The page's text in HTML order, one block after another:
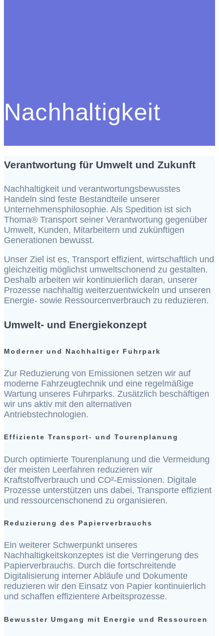
Nachhaltigkeit
Verantwortung für Umwelt und Zukunft
Nachhaltigkeit und verantwortungsbewusstes
Handeln sind feste Bestandteile unserer
Unternehmensphilosophie. Als Spedition ist sich
Thoma® Transport seiner Verantwortung gegenüber
Umwelt, Kunden, Mitarbeitern und zukünftigen
Generationen bewusst.
Unser Ziel ist es, Transport effizient, wirtschaftlich und
gleichzeitig möglichst umweltschonend zu gestalten.
Deshalb arbeiten wir kontinuierlich daran, unserer
Prozesse nachhaltig weiterzuentwickeln und unseren
Energie- sowie Ressourcenverbrauch zu reduzieren.
Umwelt- und Energiekonzept
Moderner und Nachhaltiger Fuhrpark
Zur Reduzierung von Emissionen setzen wir auf
moderne Fahrzeugtechnik und eine regelmäßige
Wartung unseres Fuhrparks. Zusätzlich beschäftigen
wir uns aktiv mit den alternativen
Antriebstechnologien.
Effiziente Transport- und Tourenplanung
Durch optimierte Tourenplanung und die Vermeidung
der meisten Leerfahren reduzieren wir
Kraftstoffverbrauch und CO²-Emissionen. Digitale
Prozesse unterstützen uns dabei, Transporte effizient
und ressourcenschonend zu organisieren.
Reduzierung des Papierverbrauchs
Ein weiterer Schwerpunkt unseres
Nachhaltigkeitskonzeptes ist die Verringerung des
Papierverbrauchs. Durch die fortschreitende
Digitalisierung interner Abläufe und Dokumente
reduzieren wir den Einsatz von Papier kontinuierlich
und schaffen effizientere Arbeitsprozesse.
Bewusster Umgang mit Energie und Ressourcen